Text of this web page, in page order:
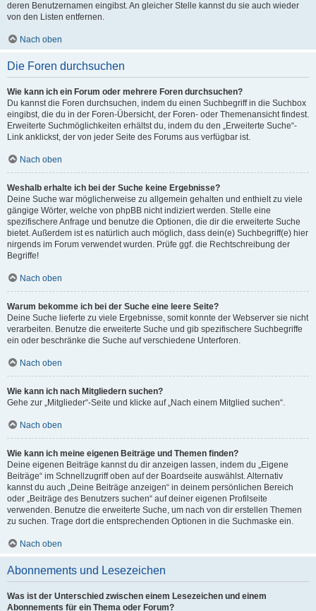
deren Benutzernamen eingibst. An gleicher Stelle kannst du sie auch wieder
von den Listen entfernen.
Nach oben
Die Foren durchsuchen
Wie kann ich ein Forum oder mehrere Foren durchsuchen?
Du kannst die Foren durchsuchen, indem du einen Suchbegriff in die Suchbox
eingibst, die du in der Foren-Übersicht, der Foren- oder Themenansicht findest.
Erweiterte Suchmöglichkeiten erhältst du, indem du den „Erweiterte Suche“-
Link anklickst, der von jeder Seite des Forums aus verfügbar ist.
Nach oben
Weshalb erhalte ich bei der Suche keine Ergebnisse?
Deine Suche war möglicherweise zu allgemein gehalten und enthielt zu viele
gängige Wörter, welche von phpBB nicht indiziert werden. Stelle eine
spezifischere Anfrage und benutze die Optionen, die dir die erweiterte Suche
bietet. Außerdem ist es natürlich auch möglich, dass dein(e) Suchbegriff(e) hier
nirgends im Forum verwendet wurden. Prüfe ggf. die Rechtschreibung der
Begriffe!
Nach oben
Warum bekomme ich bei der Suche eine leere Seite?
Deine Suche lieferte zu viele Ergebnisse, somit konnte der Webserver sie nicht
verarbeiten. Benutze die erweiterte Suche und gib spezifischere Suchbegriffe
ein oder beschränke die Suche auf verschiedene Unterforen.
Nach oben
Wie kann ich nach Mitgliedern suchen?
Gehe zur „Mitglieder“-Seite und klicke auf „Nach einem Mitglied suchen“.
Nach oben
Wie kann ich meine eigenen Beiträge und Themen finden?
Deine eigenen Beiträge kannst du dir anzeigen lassen, indem du „Eigene
Beiträge“ im Schnellzugriff oben auf der Boardseite auswählst. Alternativ
kannst du auch „Deine Beiträge anzeigen“ in deinem persönlichen Bereich
oder „Beiträge des Benutzers suchen“ auf deiner eigenen Profilseite
verwenden. Benutze die erweiterte Suche, um nach von dir erstellen Themen
zu suchen. Trage dort die entsprechenden Optionen in die Suchmaske ein.
Nach oben
Abonnements und Lesezeichen
Was ist der Unterschied zwischen einem Lesezeichen und einem
Abonnements für ein Thema oder Forum?